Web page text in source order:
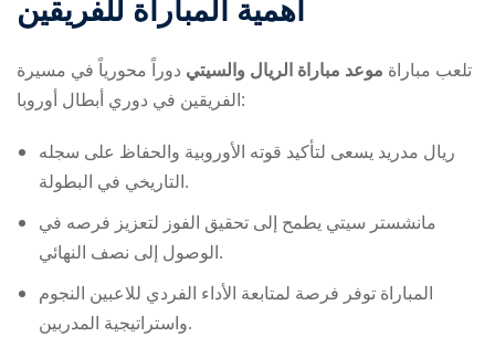
أهمية المباراة للفريقين
تلعب مباراة موعد مباراة الريال والسيتي دوراً محورياً في مسيرة
الفريقين في دوري أبطال أوروبا:
ريال مدريد يسعى لتأكيد قوته الأوروبية والحفاظ على سجله
التاريخي في البطولة.
مانشستر سيتي يطمح إلى تحقيق الفوز لتعزيز فرصه في
الوصول إلى نصف النهائي.
المباراة توفر فرصة لمتابعة الأداء الفردي للاعبين النجوم
واستراتيجية المدربين.